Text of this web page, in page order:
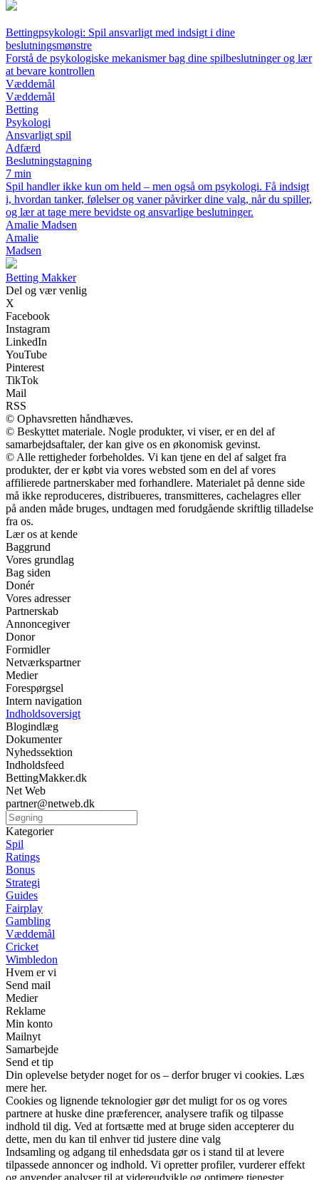
Bettingpsykologi: Spil ansvarligt med indsigt i dine
beslutningsmønstre
Forstå de psykologiske mekanismer bag dine spilbeslutninger og lær
at bevare kontrollen
Væddemål
Væddemål
Betting
Psykologi
Ansvarligt spil
Adfærd
Beslutningstagning
7 min
Spil handler ikke kun om held – men også om psykologi. Få indsigt
i, hvordan tanker, følelser og vaner påvirker dine valg, når du spiller,
og lær at tage mere bevidste og ansvarlige beslutninger.
Amalie Madsen
Amalie
Madsen
Betting Makker
Del og vær venlig
X
Facebook
Instagram
LinkedIn
YouTube
Pinterest
TikTok
Mail
RSS
© Ophavsretten håndhæves.
© Beskyttet materiale. Nogle produkter, vi viser, er en del af
samarbejdsaftaler, der kan give os en økonomisk gevinst.
© Alle rettigheder forbeholdes. Vi kan tjene en del af salget fra
produkter, der er købt via vores websted som en del af vores
affilierede partnerskaber med forhandlere. Materialet på denne side
må ikke reproduceres, distribueres, transmitteres, cachelagres eller
på anden måde bruges, undtagen med forudgående skriftlig tilladelse
fra os.
Lær os at kende
Baggrund
Vores grundlag
Bag siden
Donér
Vores adresser
Partnerskab
Annoncegiver
Donor
Formidler
Netværkspartner
Medier
Forespørgsel
Intern navigation
Indholdsoversigt
Blogindlæg
Dokumenter
Nyhedssektion
Indholdsfeed
BettingMakker.dk
Net Web
partner@netweb.dk
Kategorier
Spil
Ratings
Bonus
Strategi
Guides
Fairplay
Gambling
Væddemål
Cricket
Wimbledon
Hvem er vi
Send mail
Medier
Reklame
Min konto
Mailnyt
Samarbejde
Send et tip
Din oplevelse betyder noget for os – derfor bruger vi cookies. Læs
mere her.
Cookies og lignende teknologier gør det muligt for os og vores
partnere at huske dine præferencer, analysere trafik og tilpasse
indhold til dig. Ved at fortsætte med at bruge siden accepterer du
dette, men du kan til enhver tid justere dine valg
Indsamling og adgang til enhedsdata gør os i stand til at levere
tilpassede annoncer og indhold. Vi opretter profiler, vurderer effekt